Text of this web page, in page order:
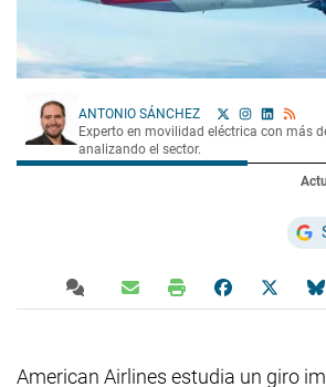
ANTONIO SÁNCHEZ
Experto en movilidad eléctrica con más
analizando el sector.
American Airlines estudia un giro